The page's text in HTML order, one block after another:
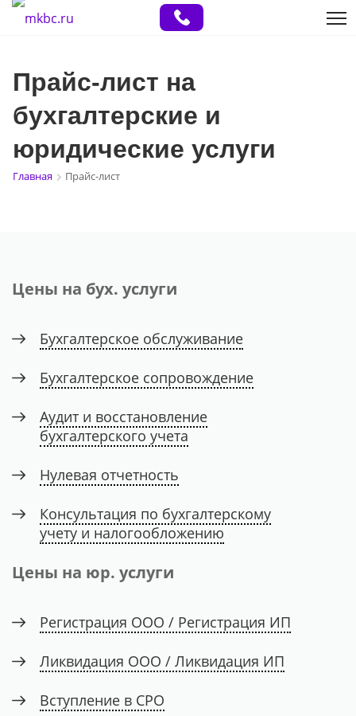
Прайс-лист на
бухгалтерские и
юридические услуги
Главная Прайс-лист
Цены на бух. услуги
Бухгалтерское обслуживание
Бухгалтерское сопровождение
Аудит и восстановление
бухгалтерского учета
Нулевая отчетность
Консультация по бухгалтерскому
учету и налогообложению
Цены на юр. услуги
Регистрация ООО / Регистрация ИП
Ликвидация ООО / Ликвидация ИП
Вступление в СРО